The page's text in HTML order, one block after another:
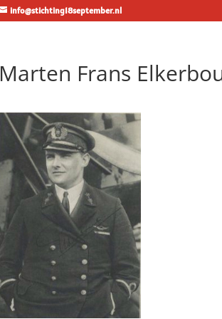
info@stichting18september.nl
Marten Frans